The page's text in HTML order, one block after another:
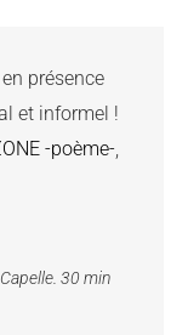
présence
et informel !
-poème-,
30 min